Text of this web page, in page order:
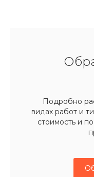
Подробно
видах работ и
стоимость и